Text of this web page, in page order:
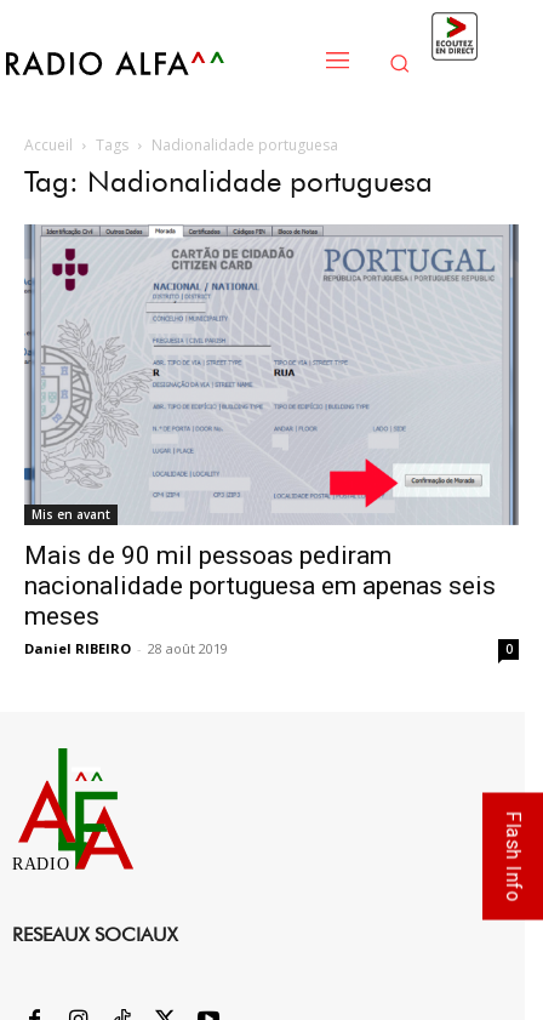
Accueil Tags Nadionalidade portuguesa
Tag: Nadionalidade portuguesa
Mis en avant
Mais de 90 mil pessoas pediram
nacionalidade portuguesa em apenas seis
meses
Daniel RIBEIRO - 28 août 2019 0
RADIO
RESEAUX SOCIAUX
Flash Info